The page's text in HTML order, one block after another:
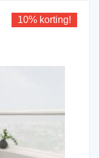
10% korting!